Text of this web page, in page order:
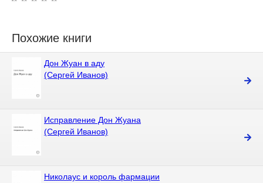
Похожие книги
Дон Жуан в аду
(Сергей Иванов)
Исправление Дон Жуана
(Сергей Иванов)
Николаус и король фармации